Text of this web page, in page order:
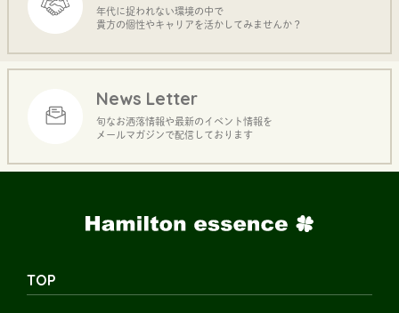
年代に捉われない環境の中で
貴方の個性やキャリアを活かしてみませんか？
News Letter
旬なお洒落情報や最新のイベント情報を
メールマガジンで配信しております
TOP